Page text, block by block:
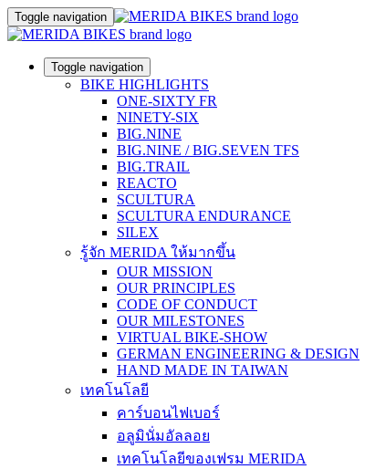
Toggle navigation
Toggle navigation
BIKE HIGHLIGHTS
ONE-SIXTY FR
NINETY-SIX
BIG.NINE
BIG.NINE / BIG.SEVEN TFS
BIG.TRAIL
REACTO
SCULTURA
SCULTURA ENDURANCE
SILEX
รู้จัก MERIDA ให้มากขึ้น
OUR MISSION
OUR PRINCIPLES
CODE OF CONDUCT
OUR MILESTONES
VIRTUAL BIKE-SHOW
GERMAN ENGINEERING & DESIGN
HAND MADE IN TAIWAN
เทคโนโลยี
คาร์บอนไฟเบอร์
อลูมินั่มอัลลอย
เทคโนโลยีของเฟรม MERIDA